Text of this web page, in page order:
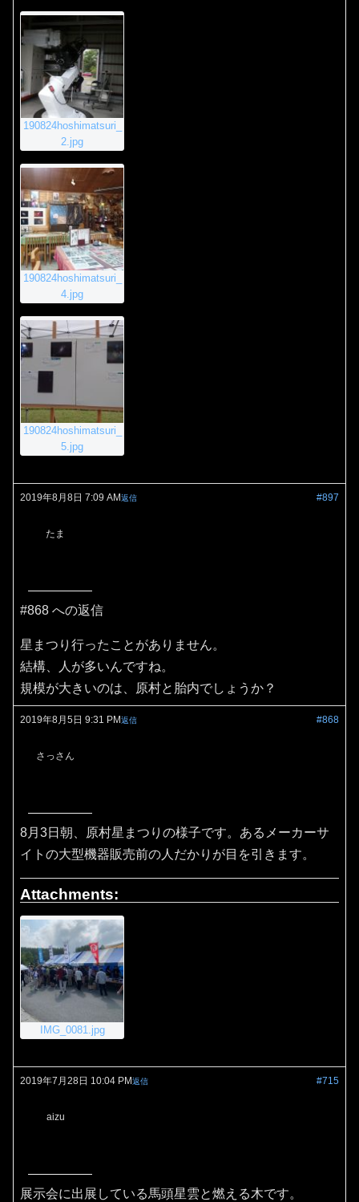
190824hoshimatsuri_
2.jpg
190824hoshimatsuri_
4.jpg
190824hoshimatsuri_
5.jpg
2019年8月8日 7:09 AM #897
返信
たま
#868 への返信
星まつり行ったことがありません。
結構、人が多いんですね。
規模が大きいのは、原村と胎内でしょうか？
2019年8月5日 9:31 PM #868
返信
さっさん
8月3日朝、原村星まつりの様子です。あるメーカーサ
イトの大型機器販売前の人だかりが目を引きます。
Attachments:
IMG_0081.jpg
2019年7月28日 10:04 PM #715
返信
aizu
展示会に出展している馬頭星雲と燃える木です。